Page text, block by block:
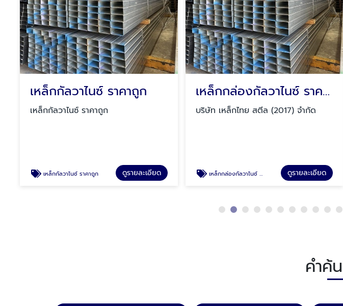
เหล็กกัลวาไนซ์ ราคาถูก
เหล็กกัลวาไนซ์ ราคาถูก
เหล็กกัลวาไนซ์ ราคาถูก ดูรายละเอียด
เหล็กกล่องกัลวาไนซ์ ราคาถูกมาตรฐาน มอก.
บริษัท เหล็กไทย สตีล (2017) จำกัด
เหล็กกล่องกัลวาไนซ์ ราคาถูกมาตรฐาน มอก. ดูรายละเอียด
คำค้